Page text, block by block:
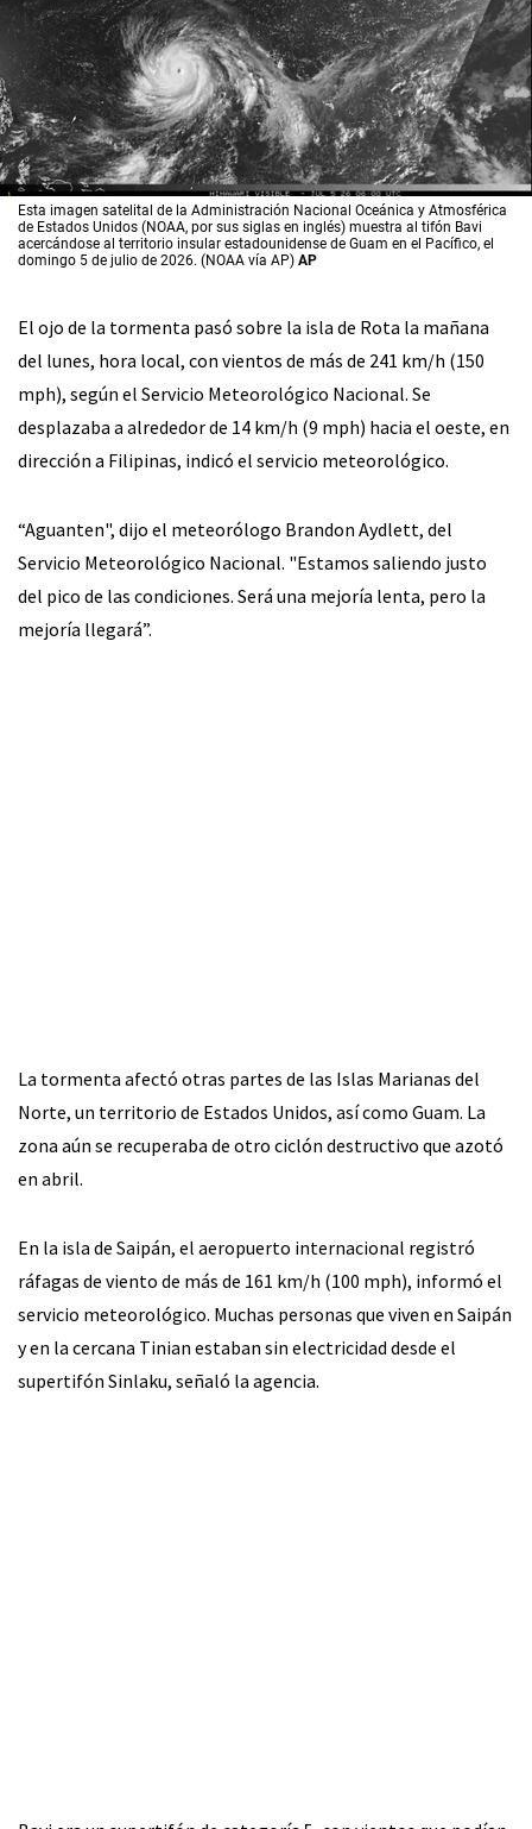
Esta imagen satelital de la Administración Nacional Oceánica y Atmosférica
de Estados Unidos (NOAA, por sus siglas en inglés) muestra al tifón Bavi
acercándose al territorio insular estadounidense de Guam en el Pacífico, el
domingo 5 de julio de 2026. (NOAA vía AP) AP
El ojo de la tormenta pasó sobre la isla de Rota la mañana
del lunes, hora local, con vientos de más de 241 km/h (150
mph), según el Servicio Meteorológico Nacional. Se
desplazaba a alrededor de 14 km/h (9 mph) hacia el oeste, en
dirección a Filipinas, indicó el servicio meteorológico.
“Aguanten", dijo el meteorólogo Brandon Aydlett, del
Servicio Meteorológico Nacional. "Estamos saliendo justo
del pico de las condiciones. Será una mejoría lenta, pero la
mejoría llegará”.
La tormenta afectó otras partes de las Islas Marianas del
Norte, un territorio de Estados Unidos, así como Guam. La
zona aún se recuperaba de otro ciclón destructivo que azotó
en abril.
En la isla de Saipán, el aeropuerto internacional registró
ráfagas de viento de más de 161 km/h (100 mph), informó el
servicio meteorológico. Muchas personas que viven en Saipán
y en la cercana Tinian estaban sin electricidad desde el
supertifón Sinlaku, señaló la agencia.